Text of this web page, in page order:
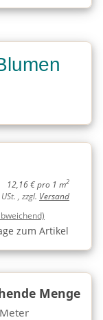
12,16 € pro 1 m2
, zzgl. Versand
zum Artikel
Menge